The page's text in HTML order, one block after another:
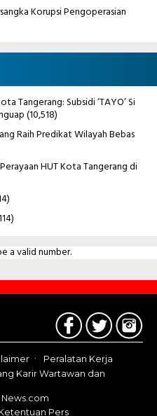
Korupsi Pengoperasian
Tangerang: Subsidi ‘TAYO’ Si
(10,518)
Raih Predikat Wilayah Bebas
HUT Kota Tangerang di
a valid number.
Peralatan Kerja
Karir Wartawan dan
News.com
Pers